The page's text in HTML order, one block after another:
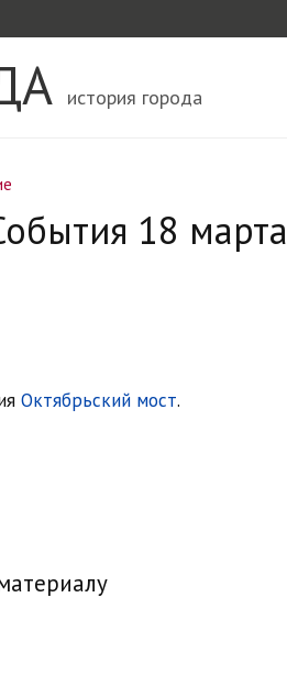
история города
18 марта
Октябрьский мост.